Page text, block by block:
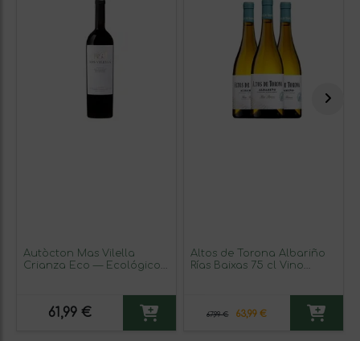
Autòcton Mas Vilella
Crianza Eco — Ecológico
61,99 €
Altos de Torona Albariño
Rías Baixas 75 cl Vino
67,99 € 63,99 €